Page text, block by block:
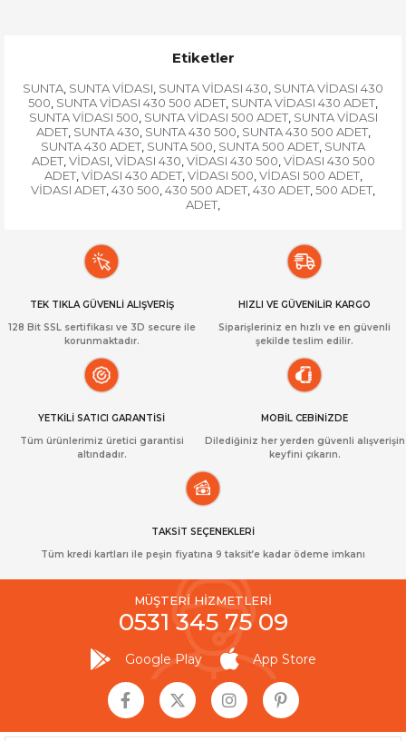
Etiketler
SUNTA, SUNTA VİDASI, SUNTA VİDASI 430, SUNTA VİDASI 430
500, SUNTA VİDASI 430 500 ADET, SUNTA VİDASI 430 ADET,
SUNTA VİDASI 500, SUNTA VİDASI 500 ADET, SUNTA VİDASI
ADET, SUNTA 430, SUNTA 430 500, SUNTA 430 500 ADET,
SUNTA 430 ADET, SUNTA 500, SUNTA 500 ADET, SUNTA
ADET, VİDASI, VİDASI 430, VİDASI 430 500, VİDASI 430 500
ADET, VİDASI 430 ADET, VİDASI 500, VİDASI 500 ADET,
VİDASI ADET, 430 500, 430 500 ADET, 430 ADET, 500 ADET,
ADET,
TEK TIKLA GÜVENLİ ALIŞVERİŞ
128 Bit SSL sertifikası ve 3D secure ile
korunmaktadır.
HIZLI VE GÜVENİLİR KARGO
Siparişleriniz en hızlı ve en güvenli
şekilde teslim edilir.
YETKİLİ SATICI GARANTİSİ
Tüm ürünlerimiz üretici garantisi
altındadır.
MOBİL CEBİNİZDE
Dilediğiniz her yerden güvenli alışverişin
keyfini çıkarın.
TAKSİT SEÇENEKLERİ
Tüm kredi kartları ile peşin fiyatına 9 taksit’e kadar ödeme imkanı
MÜŞTERİ HİZMETLERİ
0531 345 75 09
Google Play App Store